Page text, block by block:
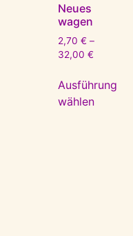
Neues
wagen
2,70 € –
32,00 €
Ausführung
wählen